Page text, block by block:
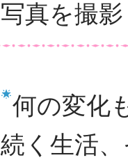
写真を撮
何の変化
続く生活